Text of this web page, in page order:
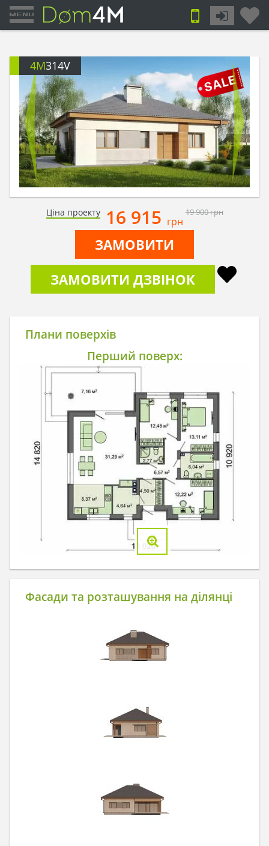
4M314V
Ціна проекту 16 915 грн
19 900грн
ЗАМОВИТИ
ЗАМОВИТИ ДЗВІНОК
Плани поверхів
Перший поверх:
Фасади та розташування на ділянці